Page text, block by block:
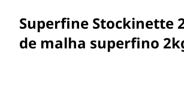
Superfine Stockinette
de malha superfino